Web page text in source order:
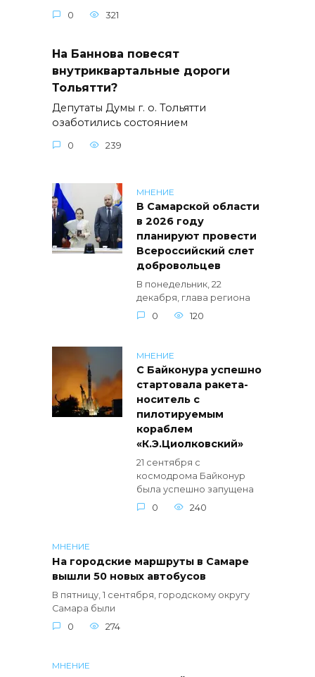
0 321
На Баннова повесят
внутриквартальные дороги
Тольятти?
Депутаты Думы г. о. Тольятти
озаботились состоянием
0 239
МНЕНИЕ
В Самарской области
в 2026 году
планируют провести
Всероссийский слет
добровольцев
В понедельник, 22
декабря, глава региона
0
120
МНЕНИЕ
С Байконура успешно
стартовала ракета-
носитель с
пилотируемым
кораблем
«К.Э.Циолковский»
21 сентября с
космодрома Байконур
была успешно запущена
0
240
МНЕНИЕ
На городские маршруты в Самаре
вышли 50 новых автобусов
В пятницу, 1 сентября, городскому округу
Самара были
0
274
МНЕНИЕ